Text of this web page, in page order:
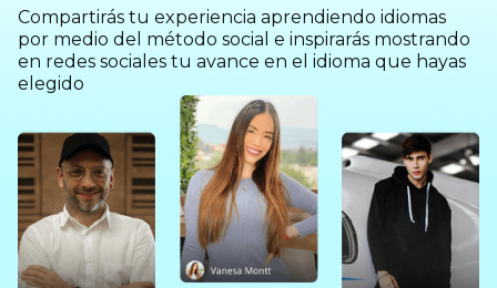
Compartirás tu experiencia aprendiendo idiomas
por medio del método social e inspirarás mostrando
en redes sociales tu avance en el idioma que hayas
elegido